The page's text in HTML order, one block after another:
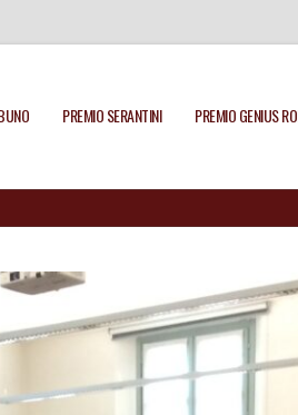
PREMIO SERANTINI PREMIO GENIUS